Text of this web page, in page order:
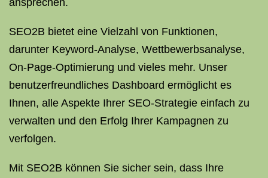
ansprechen.
SEO2B bietet eine Vielzahl von Funktionen,
darunter Keyword-Analyse, Wettbewerbsanalyse,
On-Page-Optimierung und vieles mehr. Unser
benutzerfreundliches Dashboard ermöglicht es
Ihnen, alle Aspekte Ihrer SEO-Strategie einfach zu
verwalten und den Erfolg Ihrer Kampagnen zu
verfolgen.
Mit SEO2B können Sie sicher sein, dass Ihre